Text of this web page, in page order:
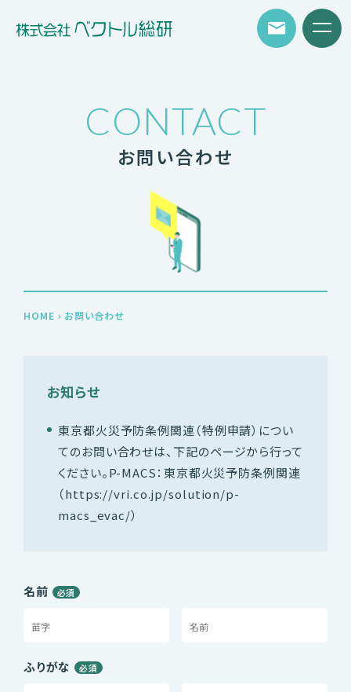
CONTACT
お問い合わせ
HOME › お問い合わせ
お知らせ
東京都火災予防条例関連（特例申請）につい
てのお問い合わせは、 下記のページから行って
ください。P-MACS：東京都火災予防条例関連
（https://vri.co.jp/solution/p-
macs_evac/）
名前 必須
ふりがな 必須